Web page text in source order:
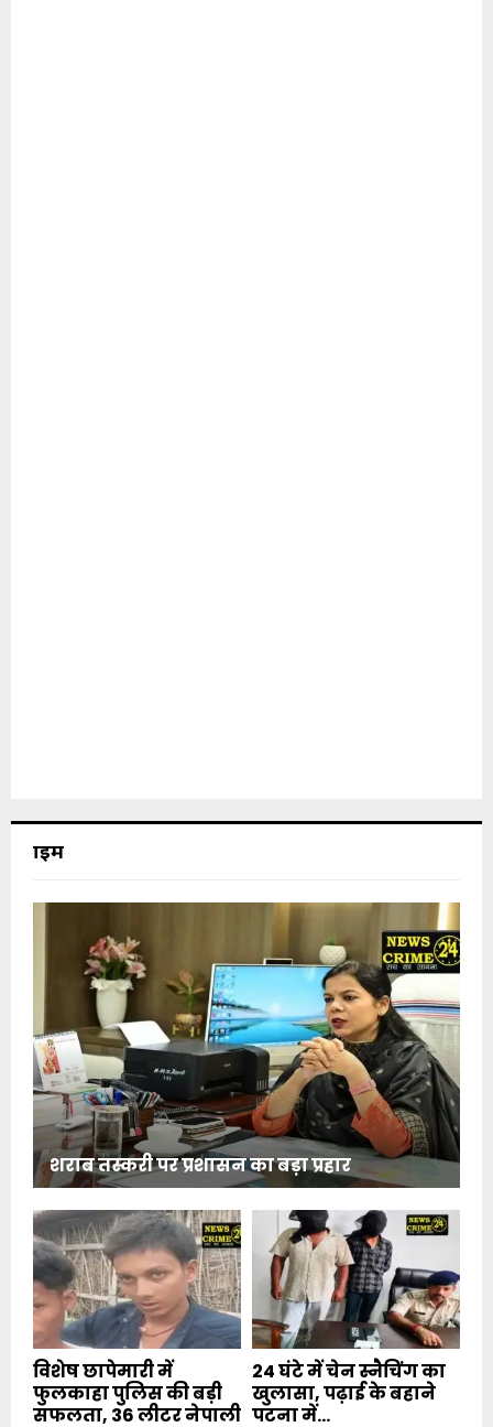
क्राइम
शराब तस्करी पर प्रशासन का बड़ा प्रहार
विशेष छापेमारी में
फुलकाहा पुलिस की बड़ी
सफलता, 36 लीटर नेपाली
24 घंटे में चेन स्नैचिंग का
खुलासा, पढ़ाई के बहाने
पटना में...